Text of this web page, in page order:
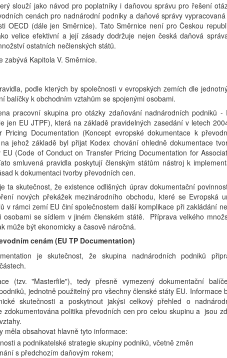
slouží jako návod pro poplatníky i daňovou správu pro řešení
cenách pro nadnárodní podniky a daňové správy
OECD (dále jen Směrnice). Tato Směrnice není pro Českou
velice efektivní a její zásady dodržuje nejen česká daňová
ostatních nečlenských států.
Kapitola V. Směrnice.
podle kterých by společnosti v evropských zemích dle
balíčky k obchodním vztahům se spojenými osobami.
pracovní skupina pro otázky zdaňování nadnárodních podniků -
jen EU JTPF), která na základě pravidelných zasedání v letech
Documentation (Koncept evropské dokumentace k
jehož základě byl přijat Kodex chování ohledně dokumentace
(Code of Conduct on Transfer Pricing Documentation for
smluvená pravidla poskytují členským státům nástroj k
k dokumentaci tvorby převodních cen.
ta skutečnost, že existence odlišných úprav dokumentační
nových překážek mezinárodního obchodu, které se Evropská
v rámci zemí EU činí společnostem další komplikace při zakládání
osobami se sídlem v jiném členském státě. Příprava velkého
může být ekonomicky a časově náročná.
cenám (EU TP Documentation)
je skutečnost, že skupina nadnárodních podniků
(tzv. "Masterfile"), tedy přesně vymezený dokumentační
jednotně použitelný pro všechny členské státy EU. Informace
skutečnosti a poskytnout jakýsi celkový přehled o
zdokumentována politika převodních cen pro celou skupinu a jsou
obsahovat hlavně tyto informace:
a podnikatelské strategie skupiny podniků, včetně změn
s předchozím daňovým rokem;